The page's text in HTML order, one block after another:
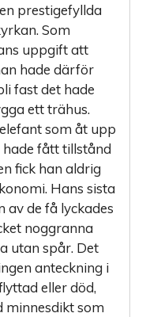
prestigefyllda
Som
uppgift att
hade därför
fast det hade
ett trähus.
som åt upp
hade fått tillstånd
fick han aldrig
Hans sista
av de få lyckades
noggranna
utan spår. Det
anteckning i
eller död,
minnesdikt som